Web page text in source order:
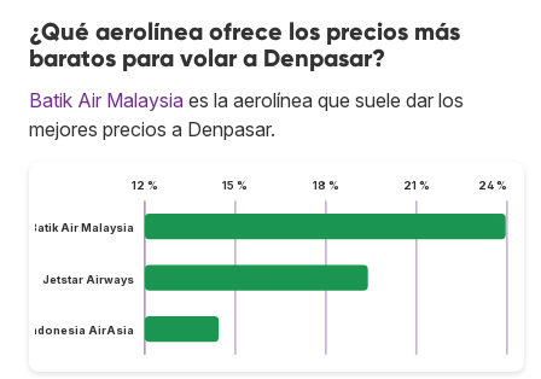
¿Qué aerolínea ofrece los precios más
baratos para volar a Denpasar?
Batik Air Malaysia es la aerolínea que suele dar los
mejores precios a Denpasar.
12 % 15 % 18 % 21 % 24 %
Batik Air Malaysia
Jetstar Airways
Indonesia AirAsia